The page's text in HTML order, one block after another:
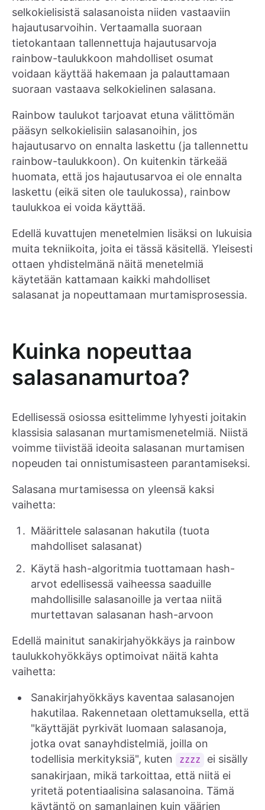
selkokielisistä salasanoista niiden vastaaviin
hajautusarvoihin. Vertaamalla suoraan
tietokantaan tallennettuja hajautusarvoja
rainbow-taulukkoon mahdolliset osumat
voidaan käyttää hakemaan ja palauttamaan
suoraan vastaava selkokielinen salasana.
Rainbow taulukot tarjoavat etuna välittömän
pääsyn selkokielisiin salasanoihin, jos
hajautusarvo on ennalta laskettu (ja tallennettu
rainbow-taulukkoon). On kuitenkin tärkeää
huomata, että jos hajautusarvoa ei ole ennalta
laskettu (eikä siten ole taulukossa), rainbow
taulukkoa ei voida käyttää.
Edellä kuvattujen menetelmien lisäksi on lukuisia
muita tekniikoita, joita ei tässä käsitellä. Yleisesti
ottaen yhdistelmänä näitä menetelmiä
käytetään kattamaan kaikki mahdolliset
salasanat ja nopeuttamaan murtamisprosessia.
Kuinka nopeuttaa
salasanamurtoa?
Edellisessä osiossa esittelimme lyhyesti joitakin
klassisia salasanan murtamismenetelmiä. Niistä
voimme tiivistää ideoita salasanan murtamisen
nopeuden tai onnistumisasteen parantamiseksi.
Salasana murtamisessa on yleensä kaksi
vaihetta:
Määrittele salasanan hakutila (tuota
mahdolliset salasanat)
Käytä hash-algoritmia tuottamaan hash-
arvot edellisessä vaiheessa saaduille
mahdollisille salasanoille ja vertaa niitä
murtettavan salasanan hash-arvoon
Edellä mainitut sanakirjahyökkäys ja rainbow
taulukkohyökkäys optimoivat näitä kahta
vaihetta:
Sanakirjahyökkäys kaventaa salasanojen
hakutilaa. Rakennetaan olettamuksella, että
"käyttäjät pyrkivät luomaan salasanoja,
jotka ovat sanayhdistelmiä, joilla on
todellisia merkityksiä", kuten
zzzz
ei sisälly
sanakirjaan, mikä tarkoittaa, että niitä ei
yritetä potentiaalisina salasanoina. Tämä
käytäntö on samanlainen kuin väärien